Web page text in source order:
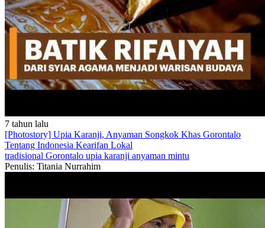
7 tahun lalu
[Photostory] Upia Karanji, Anyaman Songkok Khas Gorontalo
Tentang Indonesia Kearifan Lokal
tradisional Gorontalo upia karanji anyaman mintu
Penulis: Titania Nurrahim